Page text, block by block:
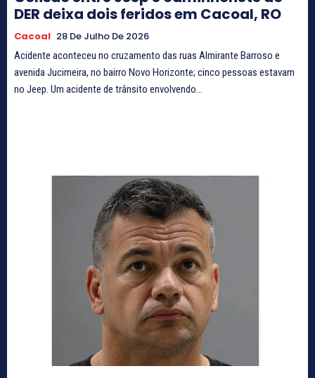
DER deixa dois feridos em Cacoal, RO
Cacoal 28 De Julho De 2026
Acidente aconteceu no cruzamento das ruas Almirante Barroso e
avenida Jucimeira, no bairro Novo Horizonte; cinco pessoas estavam
no Jeep. Um acidente de trânsito envolvendo...